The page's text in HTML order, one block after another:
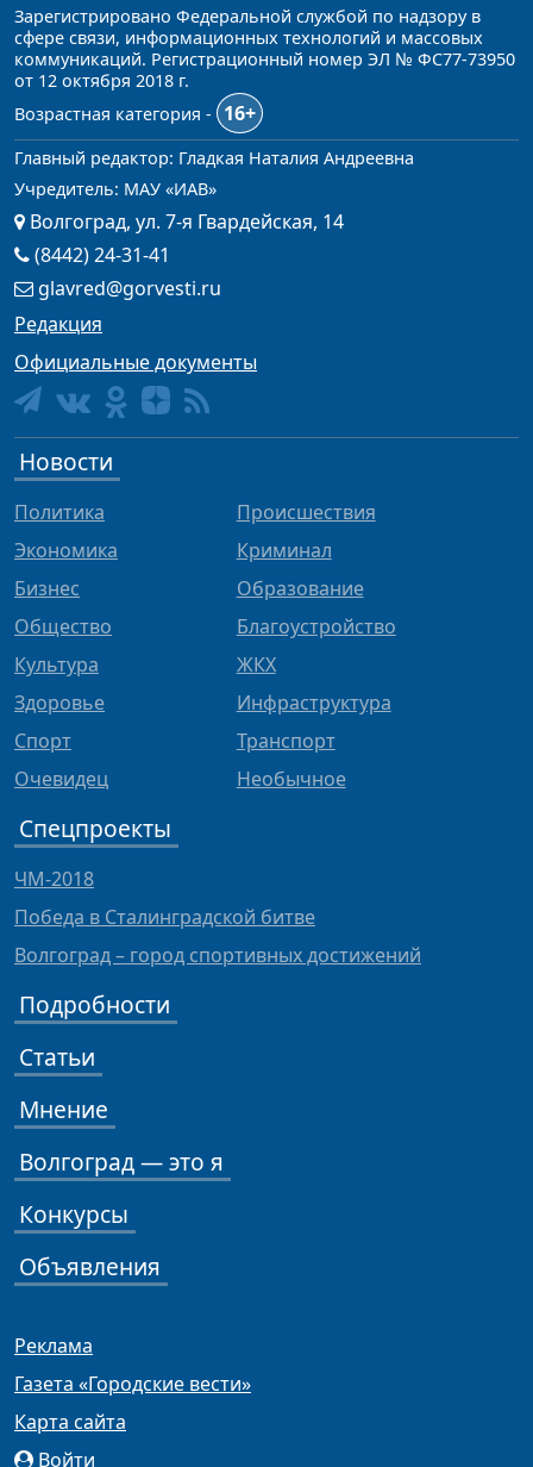
Зарегистрировано Федеральной службой по надзору в
сфере связи, информационных технологий и массовых
коммуникаций. Регистрационный номер ЭЛ № ФС77-73950
от 12 октября 2018 г.
Возрастная категория -
16+
Главный редактор: Гладкая Наталия Андреевна
Учредитель: МАУ «ИАВ»
Волгоград, ул. 7-я Гвардейская, 14
(8442) 24-31-41
glavred@gorvesti.ru
Редакция
Официальные документы
Новости
Политика
Экономика
Бизнес
Общество
Культура
Здоровье
Спорт
Очевидец
Происшествия
Криминал
Образование
Благоустройство
ЖКХ
Инфраструктура
Транспорт
Необычное
Спецпроекты
ЧМ-2018
Победа в Сталинградской битве
Волгоград – город спортивных достижений
Подробности
Статьи
Мнение
Волгоград — это я
Конкурсы
Объявления
Реклама
Газета «Городские вести»
Карта сайта
Войти